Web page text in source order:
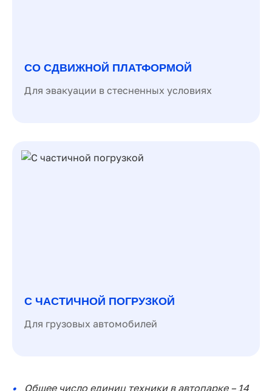
СО СДВИЖНОЙ ПЛАТФОРМОЙ
Для эвакуации в стесненных условиях
С ЧАСТИЧНОЙ ПОГРУЗКОЙ
Для грузовых автомобилей
Общее число единиц техники в автопарке – 14